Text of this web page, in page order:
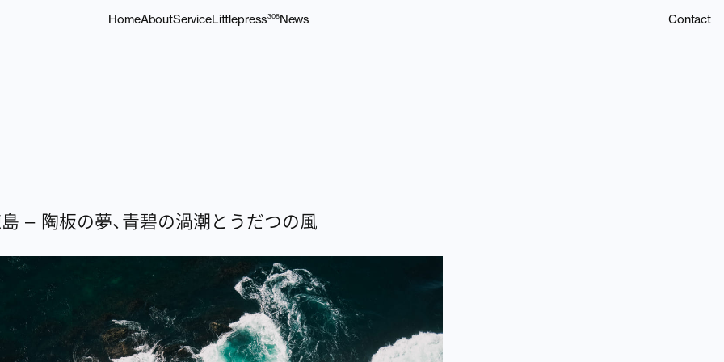
HomeAboutServiceLittlepress308News Contact
島 – 陶板の夢、青碧の渦潮とうだつの風